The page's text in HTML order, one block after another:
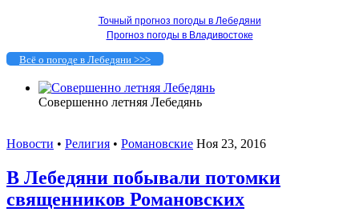
Точный прогноз погоды в Лебедяни
Прогноз погоды в Владивостоке
Всё о погоде в Лебедяни >>>
Совершенно летняя Лебедянь
Новости • Религия • Романовские Ноя 23, 2016
В Лебедяни побывали потомки
священников Романовских